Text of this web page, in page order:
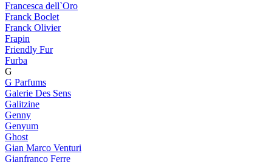
Francesca dell`Oro
Franck Boclet
Franck Olivier
Frapin
Friendly Fur
Furba
G
G Parfums
Galerie Des Sens
Galitzine
Genny
Genyum
Ghost
Gian Marco Venturi
Gianfranco Ferre